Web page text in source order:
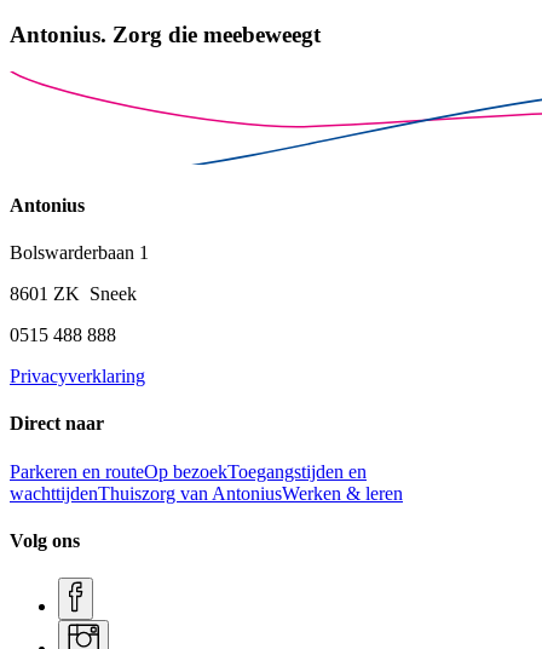
Antonius. Zorg die meebeweegt
Antonius
Bolswarderbaan 1
8601 ZK Sneek
0515 488 888
Privacyverklaring
Direct naar
Parkeren en routeOp bezoekToegangstijden en
wachttijdenThuiszorg van AntoniusWerken & leren
Volg ons